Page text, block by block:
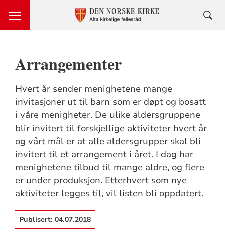
Arrangementer
Hvert år sender menighetene mange
invitasjoner ut til barn som er døpt og bosatt
i våre menigheter. De ulike aldersgruppene
blir invitert til forskjellige aktiviteter hvert år
og vårt mål er at alle aldersgrupper skal bli
invitert til et arrangement i året. I dag har
menighetene tilbud til mange aldre, og flere
er under produksjon. Etterhvert som nye
aktiviteter legges til, vil listen bli oppdatert.
Publisert: 04.07.2018